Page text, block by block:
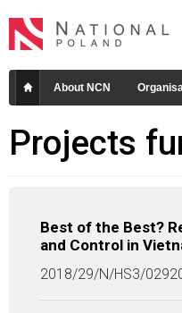
About NCN
Projects
Best of the Best?
and Control in
2018/29/N/HS3/